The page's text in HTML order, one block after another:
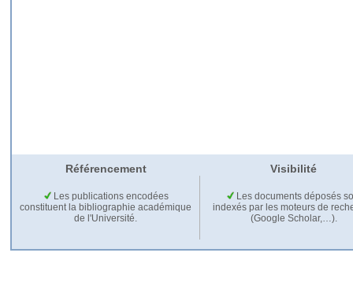
Référencement Visibilité
Les publications encodées
constituent la bibliographie académique
de l'Université.
Les documents déposés
indexés par les moteurs de
(Google Scholar,…).